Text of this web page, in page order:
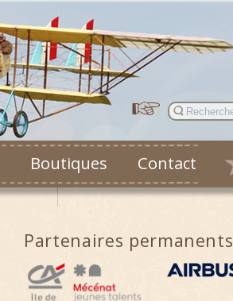
Boutiques Contact
Partenaires permanents